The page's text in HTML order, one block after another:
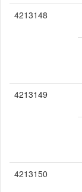
4213148
4213149
4213150